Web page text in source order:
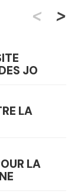
<
JO
LA
LA
>